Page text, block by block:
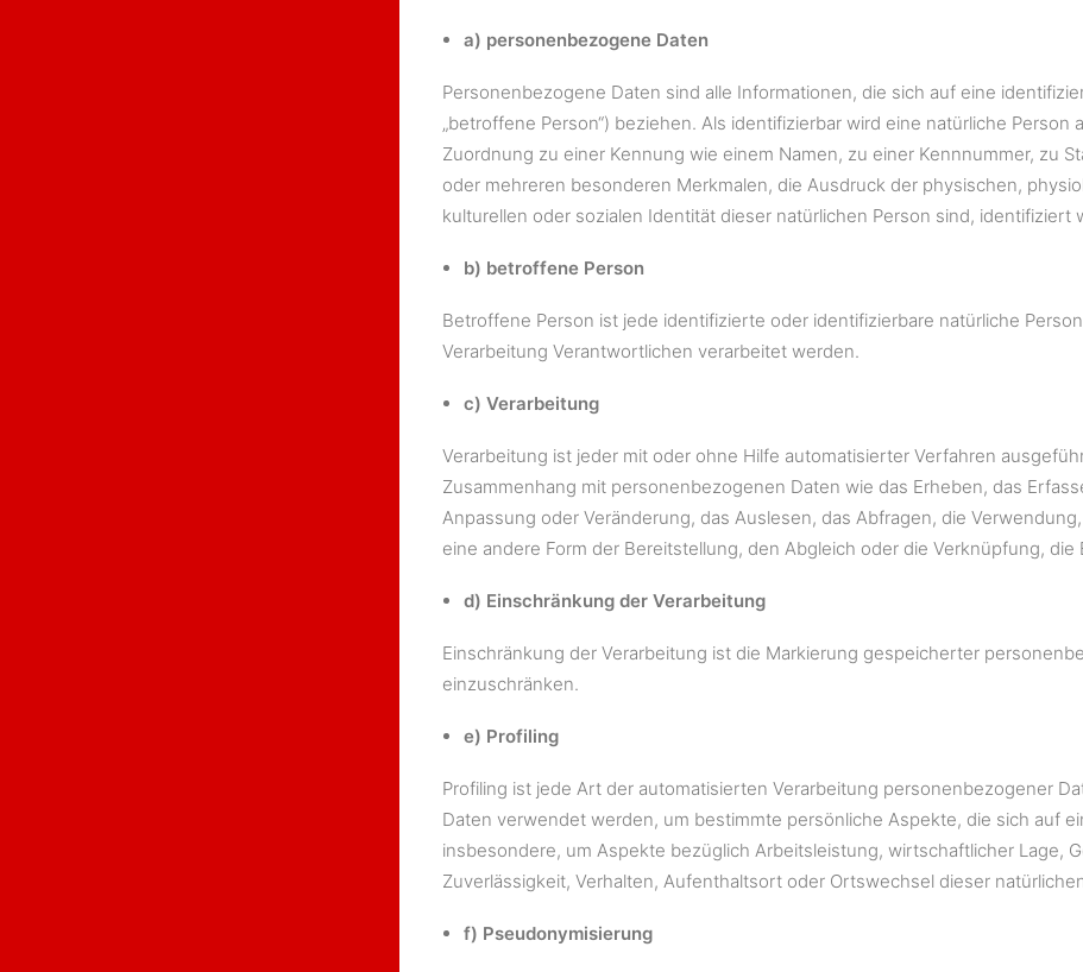
a) personenbezogene Daten
Personenbezogene Daten sind alle Informationen, die sich auf eine
„betroffene Person“) beziehen. Als identifizierbar wird eine natürliche
Zuordnung zu einer Kennung wie einem Namen, zu einer Kennnummer, zu
oder mehreren besonderen Merkmalen, die Ausdruck der physischen,
kulturellen oder sozialen Identität dieser natürlichen Person sind, identifiziert
b) betroffene Person
Betroffene Person ist jede identifizierte oder identifizierbare natürliche
Verarbeitung Verantwortlichen verarbeitet werden.
c) Verarbeitung
Verarbeitung ist jeder mit oder ohne Hilfe automatisierter Verfahren
Zusammenhang mit personenbezogenen Daten wie das Erheben, das
Anpassung oder Veränderung, das Auslesen, das Abfragen, die
eine andere Form der Bereitstellung, den Abgleich oder die Verknüpfung,
d) Einschränkung der Verarbeitung
Einschränkung der Verarbeitung ist die Markierung gespeicherter
einzuschränken.
e) Profiling
Profiling ist jede Art der automatisierten Verarbeitung personenbezogener
Daten verwendet werden, um bestimmte persönliche Aspekte, die sich auf
insbesondere, um Aspekte bezüglich Arbeitsleistung, wirtschaftlicher Lage,
Zuverlässigkeit, Verhalten, Aufenthaltsort oder Ortswechsel dieser
f) Pseudonymisierung